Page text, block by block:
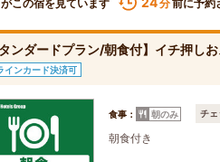
この宿を見ています 分前に予約
ンダードプラン/朝食付】イチ押
インカード決済可
食事： 朝のみ チェ
朝食付き